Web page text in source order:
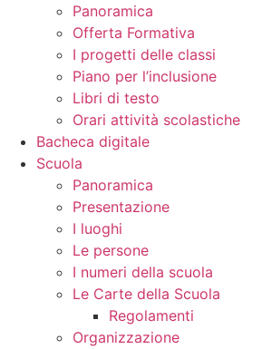
Panoramica
Offerta Formativa
I progetti delle classi
Piano per l’inclusione
Libri di testo
Orari attività scolastiche
Bacheca digitale
Scuola
Panoramica
Presentazione
I luoghi
Le persone
I numeri della scuola
Le Carte della Scuola
Regolamenti
Organizzazione